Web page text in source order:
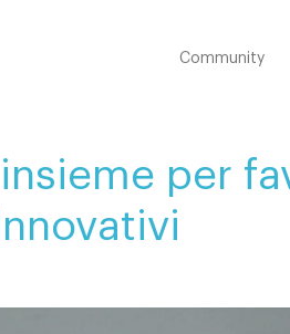
Community
insieme per